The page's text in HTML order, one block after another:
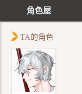
角色屋
TA的角色